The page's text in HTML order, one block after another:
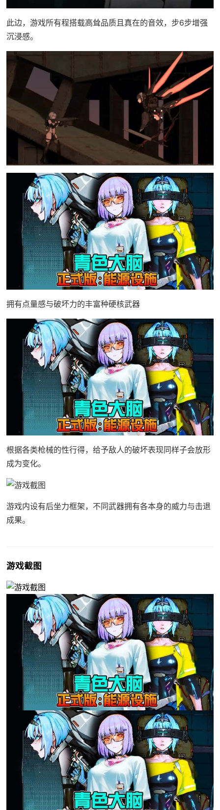
此边，游戏所有程搭载高耸品质且真在的音效，步6步增强
沉浸感。
拥有点量感与破坏力的丰富种硬核武器
根据各类枪械的性行得，给予敌人的破坏表现同样子会放形
成为变化。
游戏内设有后坐力框架，不同武器拥有各本身的威力与击退
成果。
游戏截图